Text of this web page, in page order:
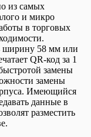
из самых
и микро
в торговых
ширину 58 мм или
QR-код за 1
замены
замены
Имеющийся
данные в
разместить